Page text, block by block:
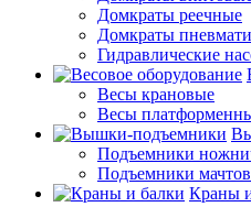
Домкраты реечные
Домкраты
Гидравлические
Весы крановые
Весы
Подъемники
Подъемники
Краны